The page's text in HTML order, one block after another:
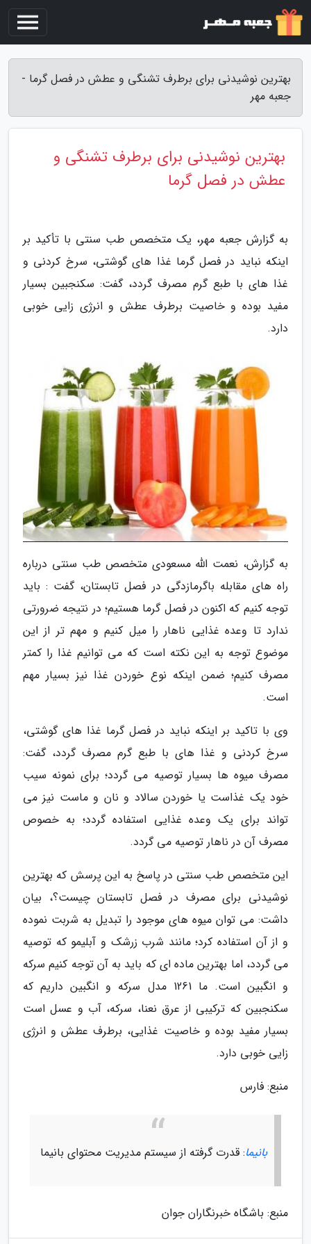
بهترین نوشیدنی برای برطرف تشنگی و عطش در فصل گرما -
جعبه مهر
بهترین نوشیدنی برای برطرف تشنگی و
عطش در فصل گرما
به گزارش جعبه مهر، یک متخصص طب سنتی با تأکید بر
اینکه نباید در فصل گرما غذا های گوشتی، سرخ کردنی و
غذا های با طبع گرم مصرف گردد، گفت: سکنجبین بسیار
مفید بوده و خاصیت برطرف عطش و انرژی زایی خوبی
دارد.
به گزارش، نعمت الله مسعودی متخصص طب سنتی درباره
راه های مقابله باگرمازدگی در فصل تابستان، گفت : باید
توجه کنیم که اکنون در فصل گرما هستیم؛ در نتیجه ضرورتی
ندارد تا وعده غذایی ناهار را میل کنیم و مهم تر از این
موضوع توجه به این نکته است که می توانیم غذا را کمتر
مصرف کنیم؛ ضمن اینکه نوع خوردن غذا نیز بسیار مهم
است.
وی با تاکید بر اینکه نباید در فصل گرما غذا های گوشتی،
سرخ کردنی و غذا های با طبع گرم مصرف گردد، گفت:
مصرف میوه ها بسیار توصیه می گردد؛ برای نمونه سیب
خود یک غذاست یا خوردن سالاد و نان و ماست نیز می
تواند برای یک وعده غذایی استفاده گردد؛ به خصوص
مصرف آن در ناهار توصیه می گردد.
این متخصص طب سنتی در پاسخ به این پرسش که بهترین
نوشیدنی برای مصرف در فصل تابستان چیست؟، بیان
داشت: می توان میوه های موجود را تبدیل به شربت نموده
و از آن استفاده کرد؛ مانند شرب زرشک و آبلیمو که توصیه
می گردد، اما بهترین ماده ای که باید به آن توجه کنیم سرکه
و انگبین است. ما 1261 مدل سرکه و انگبین داریم که
سکنجبین که ترکیبی از عرق نعنا، سرکه، آب و عسل است
بسیار مفید بوده و خاصیت غذایی، برطرف عطش و انرژی
زایی خوبی دارد.
منبع: فارس
بانیما: قدرت گرفته از سیستم مدیریت محتوای بانیما
منبع: باشگاه خبرنگاران جوان